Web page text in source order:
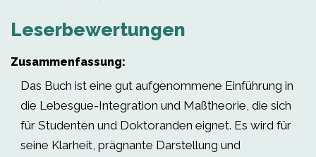
Leserbewertungen
Zusammenfassung:
Das Buch ist eine gut aufgenommene Einführung in
die Lebesgue-Integration und Maßtheorie, die sich
für Studenten und Doktoranden eignet. Es wird für
seine Klarheit, prägnante Darstellung und